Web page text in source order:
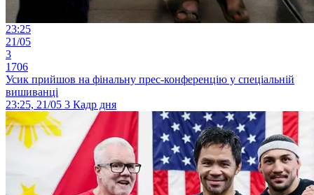
23:25
21/05
3
1706
Усик прийшов на фінальну прес-конференцію у спеціальній
вишиванці
23:25, 21/05 3 Кадр дня